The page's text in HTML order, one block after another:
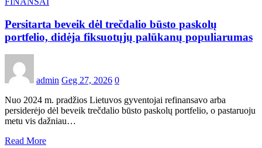
Persitarta beveik dėl trečdalio būsto paskolų
portfelio, didėja fiksuotųjų palūkanų populiarumas
admin Geg 27, 2026 0
Nuo 2024 m. pradžios Lietuvos gyventojai refinansavo arba
persiderėjo dėl beveik trečdalio būsto paskolų portfelio, o pastaruoju
metu vis dažniau…
Read More